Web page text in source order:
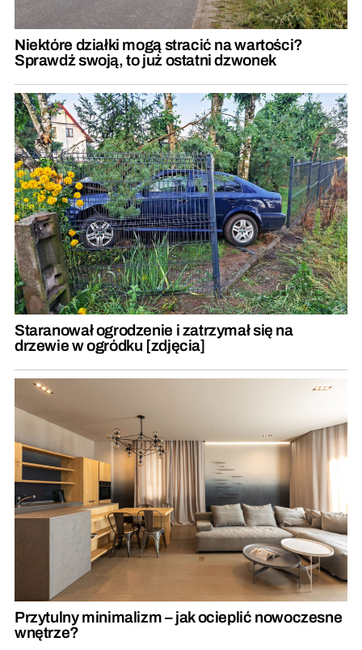
Niektóre działki mogą stracić na wartości?
Sprawdź swoją, to już ostatni dzwonek
Staranował ogrodzenie i zatrzymał się na
drzewie w ogródku [zdjęcia]
Przytulny minimalizm – jak ocieplić nowoczesne
wnętrze?